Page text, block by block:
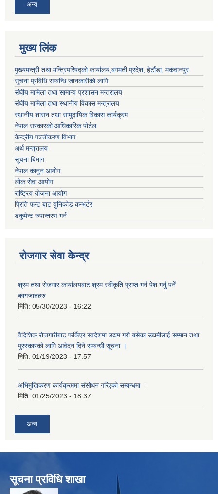
अन्य
मुख्य लिंक
मुख्यमन्त्री तथा मन्त्रिपरिषद्को कार्यालय,बगमती प्रदेश, हेटौंडा, मकवानपुर
सूचना प्रविधि सम्बन्धि जानकारीको लागि
संघीय मामिला तथा सामान्य प्रशासन मन्त्रालय
संघीय मामिला तथा स्थानीय विकास मन्त्रालय
स्थानीय शासन तथा सामुदायिक विकास कार्यक्रम
नेपाल सरकारको आधिकारिक पोर्टल
केन्द्रीय पञ्जीकरण विभाग
अर्थ मन्त्रालय
सूचना बिभाग
नेपाल कानुन आयोग
लोक सेवा आयोग
राष्ट्रिय योजना आयोग
प्रिति फन्ट बाट युनिकोड कन्भर्टर
डकुमेन्ट रुपान्तरण गर्न
रोजगार सेवा केन्द्र
श्रम तथा रोजगार कार्यालयबाट श्रम स्वीकृति प्राप्त गर्न पेश गर्नु पर्ने
कागजातहरु
मिति: 05/30/2023 - 16:22
वैदिशिक रोजगारीबाट फर्किएर स्वदेशमा उद्यम गरी बसेका उद्यमीलाई सम्मान तथा
पुरस्कारको लागि आवेदन दिने सम्बन्धी सूचना ।
मिति: 01/19/2023 - 17:57
अभिमुखिकरण कार्यक्रममा संसोधन गरिएको सम्बन्धमा ।
मिति: 01/25/2023 - 18:37
अन्य
सूचना प्रविधि शाखा